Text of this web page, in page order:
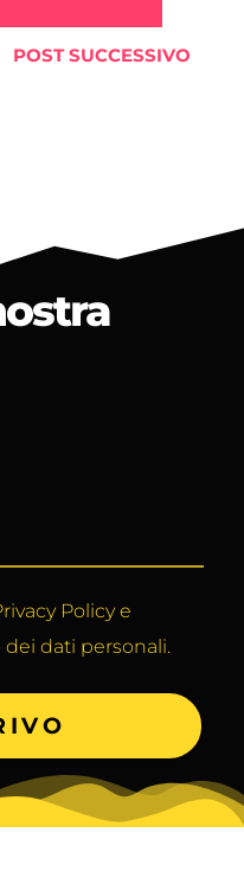
POST SUCCESSIVO
Policy e
dati personali.